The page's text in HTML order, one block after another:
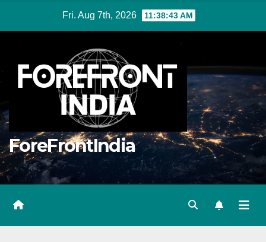
Fri. Aug 7th, 2026 11:38:44 AM
ForeFrontIndia